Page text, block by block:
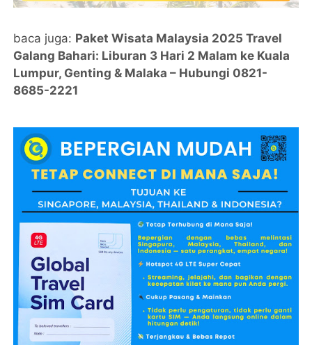
baca juga: Paket Wisata Malaysia 2025 Travel
Galang Bahari: Liburan 3 Hari 2 Malam ke Kuala
Lumpur, Genting & Malaka – Hubungi 0821-
8685-2221